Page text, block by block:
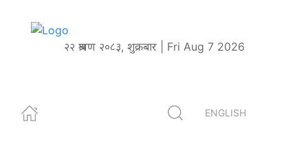
२२ श्रावण २०८३, शुक्रबार | Fri Aug 7 2026
ENGLISH